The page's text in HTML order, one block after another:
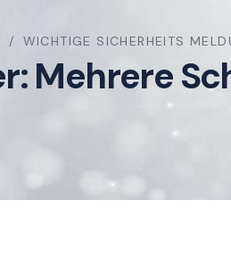
WICHTIGE SICHERHEITS
Mehrere